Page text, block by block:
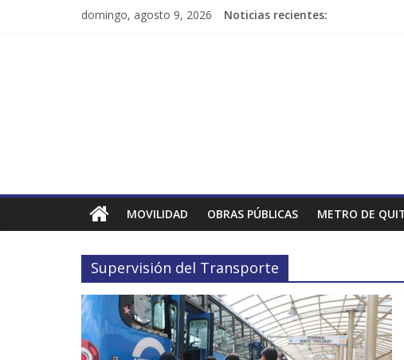
domingo, agosto 9, 2026 Noticias recientes:
MOVILIDAD OBRAS PÚBLICAS METRO DE
Supervisión del Transporte